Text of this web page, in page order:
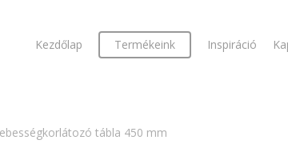
Kezdőlap Termékeink Inspiráció
tábla 450 mm